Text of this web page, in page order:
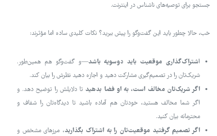
جستجو برای توصیه‌های ناشناس در اینترنت.
خب، حالا چطور باید این گفت‌وگو را پیش ببرید؟ نکات کلیدی ساده اما مؤثرند:
اشتراک‌گذاری موقعیت باید دوسویه باشد—و گفت‌وگو هم همین‌طور.
شریک‌تان را در تصمیم‌گیری مشارکت دهید و اجازه دهید نظرش را بیان کند.
اگر شریک‌تان مخالف است، به او فضا بدهید تا دلایلش را توضیح دهد. و
اگر شما مخالف هستید، خودتان هم آماده باشید تا دیدگاه‌تان را شفاف و
محترمانه بیان کنید.
اگر تصمیم گرفتید موقعیت‌تان را به اشتراک بگذارید، مرزهای مشخص و